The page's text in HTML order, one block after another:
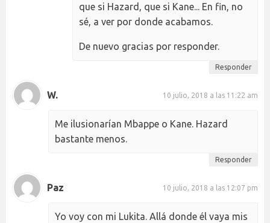
que si Hazard, que si Kane... En fin, no
sé, a ver por donde acabamos.
De nuevo gracias por responder.
Responder
W. 10 julio, 2018 a las 11:22 am
Me ilusionarían Mbappe o Kane. Hazard
bastante menos.
Responder
Paz 10 julio, 2018 a las 12:07 pm
Yo voy con mi Lukita. Allá donde él vaya mis